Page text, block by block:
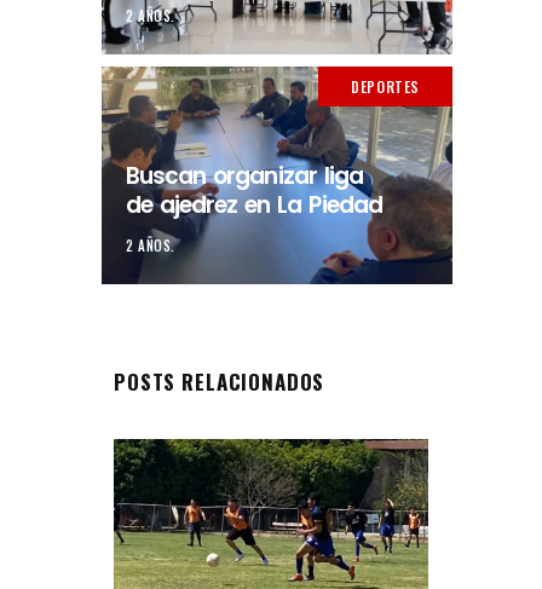
2 AÑOS.
DEPORTES
Buscan organizar liga
de ajedrez en La Piedad
2 AÑOS.
POSTS RELACIONADOS